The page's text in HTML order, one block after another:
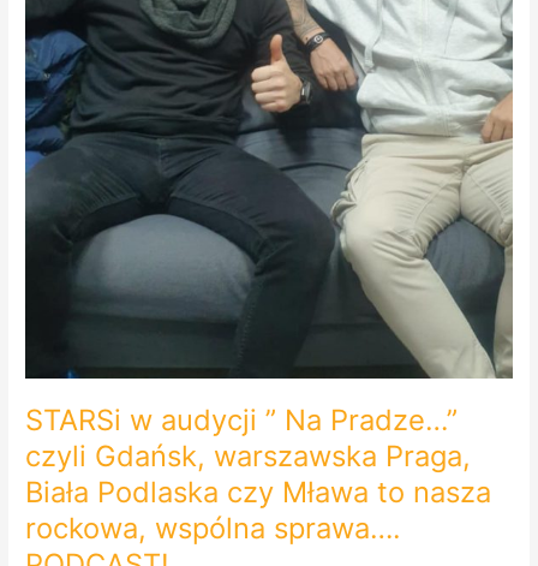
STARSi w audycji ” Na Pradze…”
czyli Gdańsk, warszawska Praga,
Biała Podlaska czy Mława to nasza
rockowa, wspólna sprawa….
PODCAST!